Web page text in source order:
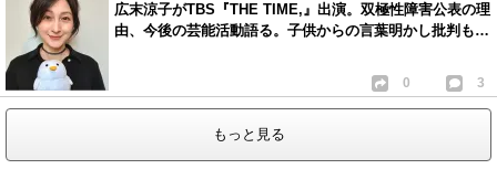
広末涼子がTBS『THE TIME,』出演。双極性障害公表の理
由、今後の芸能活動語る。子供からの言葉明かし批判も…
0 3
もっと見る